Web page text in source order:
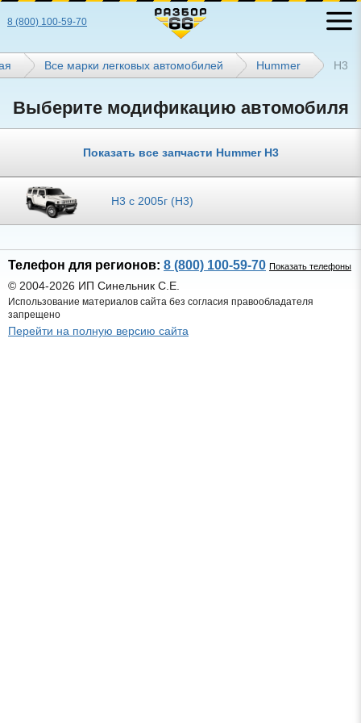
8 (800) 100-59-70
Все марки легковых автомобилей Hummer Н3
Выберите модификацию автомобиля
Показать все запчасти Hummer Н3
H3 с 2005г (Н3)
Телефон для регионов: 8 (800) 100-59-70 Показать телефоны
© 2004-2026 ИП Синельник С.Е.
Использование материалов сайта без согласия правообладателя
запрещено
Перейти на полную версию сайта